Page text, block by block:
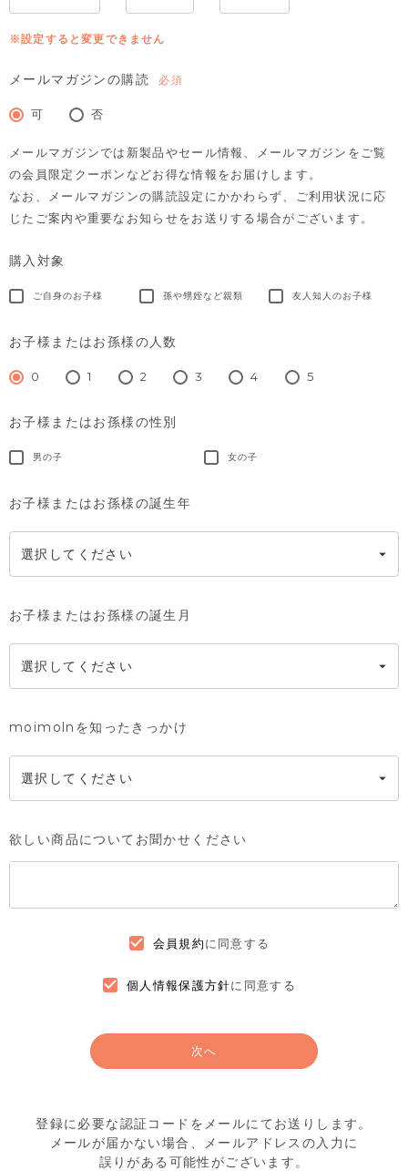
※設定すると変更できません
メールマガジンの購読
可 否
メールマガジンでは新製品やセール情報、メールマガジンをご覧
の会員限定クーポンなどお得な情報をお届けします。
なお、メールマガジンの購読設定にかかわらず、ご利用状況に応
じたご案内や重要なお知らせをお送りする場合がございます。
購入対象
ご自身のお子様 孫や甥姪など親類 友人知人のお子様
お子様またはお孫様の人数
0 1 2 3 4 5
お子様またはお孫様の性別
男の子 女の子
お子様またはお孫様の誕生年
お子様またはお孫様の誕生月
moimolnを知ったきっかけ
欲しい商品についてお聞かせください
会員規約に同意する
個人情報保護方針に同意する
次へ
登録に必要な認証コードをメールにてお送りします。
メールが届かない場合、メールアドレスの入力に
誤りがある可能性がございます。